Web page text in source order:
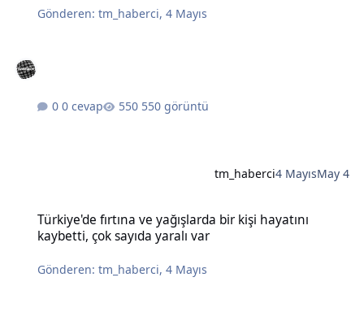
Gönderen:tm_haberci,4 Mayıs
0 cevap 550 görüntü
tm_haberci4 MayısMay 4
Türkiye'de fırtına ve yağışlarda bir kişi hayatını
kaybetti, çok sayıda yaralı var
Gönderen:tm_haberci,4 Mayıs